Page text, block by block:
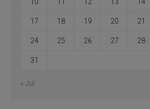
17 18 19 20 21
24 25 26 27 28
31
« Jul